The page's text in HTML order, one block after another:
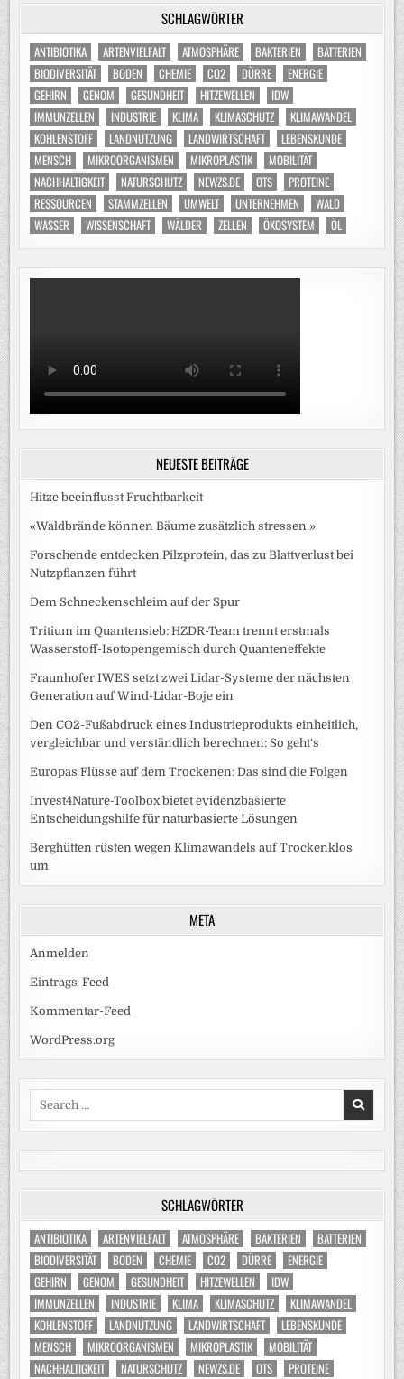
SCHLAGWÖRTER
ANTIBIOTIKA ARTENVIELFALT ATMOSPHÄRE BAKTERIEN
BATTERIEN
BIODIVERSITÄT
BODEN CHEMIE CO2 DÜRRE
ENERGIE
GEHIRN
GENOM GESUNDHEIT HITZEWELLEN
IDW
IMMUNZELLEN
INDUSTRIE KLIMA KLIMASCHUTZ
KLIMAWANDEL
KOHLENSTOFF
LANDNUTZUNG LANDWIRTSCHAFT
LEBENSKUNDE
MENSCH
MIKROORGANISMEN MIKROPLASTIK
MOBILITÄT
NACHHALTIGKEIT
NATURSCHUTZ NEWZS.DE OTS
PROTEINE
RESSOURCEN
STAMMZELLEN UMWELT UNTERNEHMEN
WALD
WASSER
WISSENSCHAFT WÄLDER ZELLEN ÖKOSYSTEM ÖL
NEUESTE BEITRÄGE
Hitze beeinflusst Fruchtbarkeit
«Waldbrände können Bäume zusätzlich stressen.»
Forschende entdecken Pilzprotein, das zu Blattverlust bei
Nutzpflanzen führt
Dem Schneckenschleim auf der Spur
Tritium im Quantensieb: HZDR-Team trennt erstmals
Wasserstoff-Isotopengemisch durch Quanteneffekte
Fraunhofer IWES setzt zwei Lidar-Systeme der nächsten
Generation auf Wind-Lidar-Boje ein
Den CO2-Fußabdruck eines Industrieprodukts einheitlich,
vergleichbar und verständlich berechnen: So geht‘s
Europas Flüsse auf dem Trockenen: Das sind die Folgen
Invest4Nature-Toolbox bietet evidenzbasierte
Entscheidungshilfe für naturbasierte Lösungen
Berghütten rüsten wegen Klimawandels auf Trockenklos
um
META
Anmelden
Eintrags-Feed
Kommentar-Feed
WordPress.org
SCHLAGWÖRTER
ANTIBIOTIKA ARTENVIELFALT ATMOSPHÄRE BAKTERIEN
BATTERIEN
BIODIVERSITÄT
BODEN CHEMIE CO2 DÜRRE
ENERGIE
GEHIRN
GENOM GESUNDHEIT HITZEWELLEN
IDW
IMMUNZELLEN
INDUSTRIE KLIMA KLIMASCHUTZ
KLIMAWANDEL
KOHLENSTOFF
LANDNUTZUNG LANDWIRTSCHAFT
LEBENSKUNDE
MENSCH
MIKROORGANISMEN MIKROPLASTIK
MOBILITÄT
NACHHALTIGKEIT
NATURSCHUTZ NEWZS.DE OTS
PROTEINE